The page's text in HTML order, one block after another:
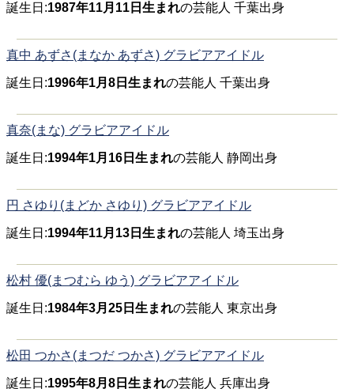
誕生日:1987年11月11日生まれの芸能人 千葉出身
真中 あずさ(まなか あずさ) グラビアアイドル
誕生日:1996年1月8日生まれの芸能人 千葉出身
真奈(まな) グラビアアイドル
誕生日:1994年1月16日生まれの芸能人 静岡出身
円 さゆり(まどか さゆり) グラビアアイドル
誕生日:1994年11月13日生まれの芸能人 埼玉出身
松村 優(まつむら ゆう) グラビアアイドル
誕生日:1984年3月25日生まれの芸能人 東京出身
松田 つかさ(まつだ つかさ) グラビアアイドル
誕生日:1995年8月8日生まれの芸能人 兵庫出身